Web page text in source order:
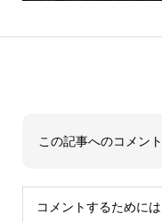
この記事へのコメン
コメントするためには